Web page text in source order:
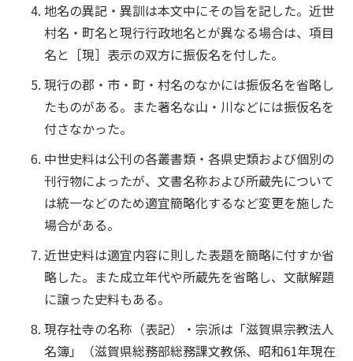
地名の異記・異訓は本文中にその旨を記した。近世
村名・町名と現行行政地名とが異なる場合は、項目
名と［現］表示の双方に振仮名を付した。
現行の郡・市・町・村名のなかには振仮名を省略し
たものがある。また著名な山・川などには振仮名を
付さなかった。
中世史料は公刊の各叢書類・各県史類および個別の
刊行物によったが、文書名称および所蔵先について
は統一などのため適宜簡略化するなど変更を施した
場合がある。
近世史料は適宜内容に則した表題を簡略に付すか省
略した。また成立年代や所蔵先を省略し、文献解題
に譲った史料もある。
現存社寺の名称（表記）・宗派は「滋賀県宗教法人
名簿」（滋賀県総務部総務課文教係、昭和61年現在